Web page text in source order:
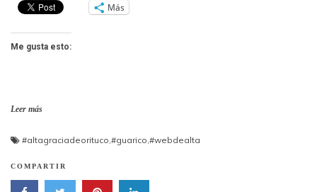
Más
Me gusta esto:
Leer más
#altagraciadeorituco,#guarico,#webdealta
COMPARTIR